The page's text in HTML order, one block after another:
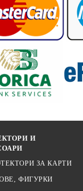
И
ЗА КАРТИ
ФИГУРКИ